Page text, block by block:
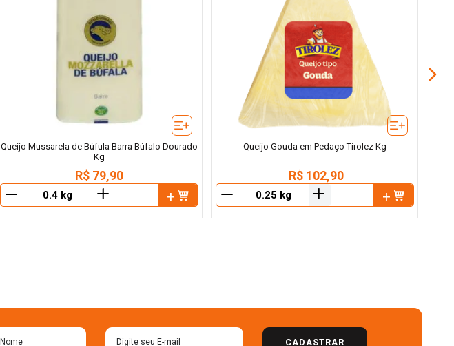
Queijo Mussarela de Búfula Barra Búfalo Dourado
Kg
R$ 79,90
＋
Queijo Gouda em Pedaço Tirolez Kg
R$ 102,90
＋
CADASTRAR